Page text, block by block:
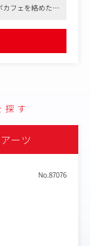
で使用する店
等のデザイン
クリエイティ
フェを絡めた企
探す
ーツ
No.87076